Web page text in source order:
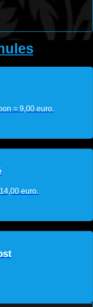
= 9,00 euro.
euro.